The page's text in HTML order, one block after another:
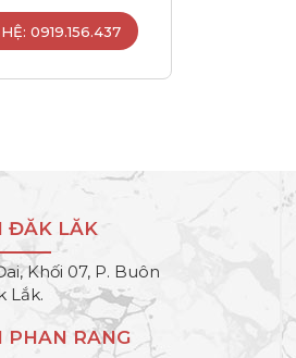
0919.156.437
ĐĂK LĂK
Khối 07, P. Buôn
Lắk.
PHAN RANG